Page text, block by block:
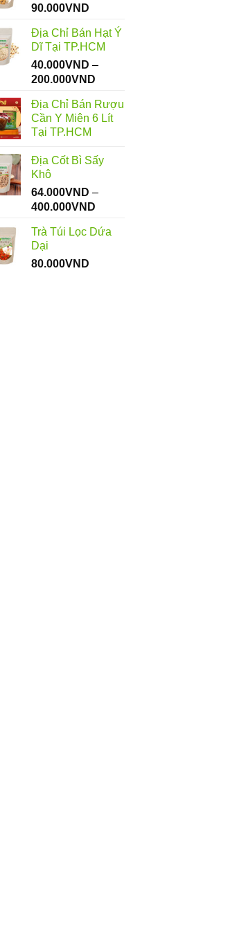
90.000VND
Địa Chỉ Bán Hạt Ý
Dĩ Tại TP.HCM
40.000VND –
200.000VND
từ
40.000VND
Địa Chỉ Bán Rượu
Cần Y Miên 6 Lít
Tại TP.HCM
Địa Cốt Bì Sấy
Khô
64.000VND –
400.000VND
từ
Trà Túi Lọc Dứa
Dại
80.000VND